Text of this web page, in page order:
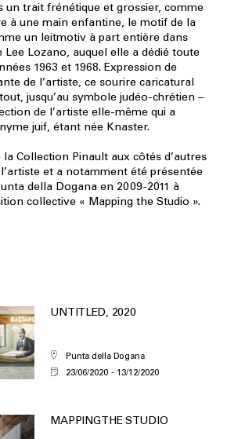
un trait frénétique et grossier, comme
à une main enfantine, le motif de la
un leitmotiv à part entière dans
Lee Lozano, auquel elle a dédié toute
1963 et 1968. Expression de
de l’artiste, ce sourire caricatural
jusqu’au symbole judéo-chrétien –
de l’artiste elle-même qui a
juif, étant née Knaster.
Collection Pinault aux côtés d’autres
et a notamment été présentée
della Dogana en 2009-2011 à
collective « Mapping the Studio ».
UNTITLED, 2020
Punta della Dogana
23/06/2020
13/12/2020
MAPPING THE STUDIO